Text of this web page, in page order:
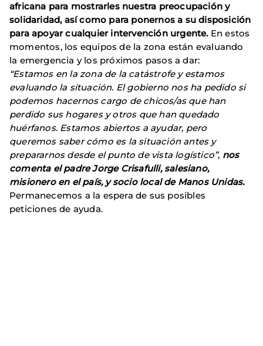
africana para mostrarles nuestra preocupación y
solidaridad, así como para ponernos a su disposición
para apoyar cualquier intervención urgente.En estos
momentos, los equipos de la zona están evaluando
la emergencia y los próximos pasos a dar:
“Estamos en la zona de la catástrofe y estamos
evaluando la situación. El gobierno nos ha pedido si
podemos hacernos cargo de chicos/as que han
perdido sus hogares y otros que han quedado
huérfanos. Estamos abiertos a ayudar, pero
queremos saber cómo es la situación antes y
prepararnos desde el punto de vista logístico”, nos
comenta el padre Jorge Crisafulli, salesiano,
misionero en el país, y socio local de Manos Unidas.
Permanecemos a la espera de sus posibles
peticiones de ayuda.